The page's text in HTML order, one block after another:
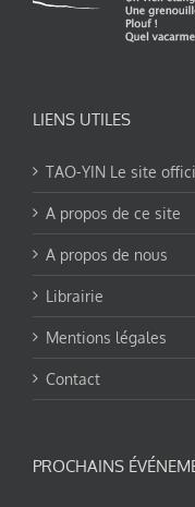
LIENS UTILES
TAO-YIN Le site
A propos de ce site
A propos de nous
Librairie
Mentions légales
Contact
PROCHAINS